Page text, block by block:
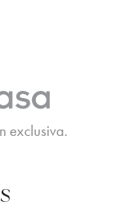
exclusiva.